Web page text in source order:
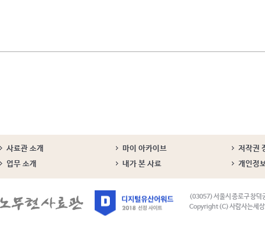
사료관 소개 마이 아카이브
저작권
업무 소개
내가 본 사료 개인정
(03057) 서울시 종로구 창덕
Copyright (C) 사람사는세